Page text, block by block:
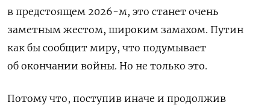
в предстоящем 2026-м, это станет очень
заметным жестом, широким замахом. Путин
как бы сообщит миру, что подумывает
об окончании войны. Но не только это.
Потому что, поступив иначе и продолжив